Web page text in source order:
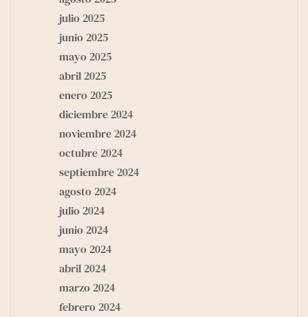
julio 2025
junio 2025
mayo 2025
abril 2025
enero 2025
diciembre 2024
noviembre 2024
octubre 2024
septiembre 2024
agosto 2024
julio 2024
junio 2024
mayo 2024
abril 2024
marzo 2024
febrero 2024